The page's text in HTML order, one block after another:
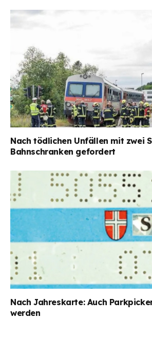
Nach tödlichen Unfällen mit zwei
Bahnschranken gefordert
Nach Jahreskarte: Auch
werden